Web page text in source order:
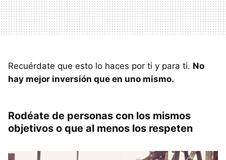
Recuérdate que esto lo haces por ti y para ti. No
hay mejor inversión que en uno mismo.
Rodéate de personas con los mismos
objetivos o que al menos los respeten